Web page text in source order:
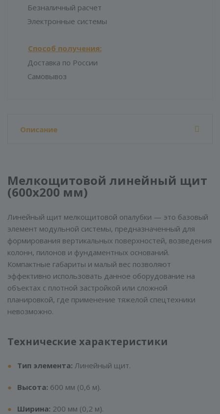
Безналичный расчет
Электронные системы
Способ получения:
Доставка по России
Самовывоз
Описание
Мелкощитовой линейный щит
(600х200 мм)
Линейный щит мелкощитовой опалубки — это базовый
элемент модульной системы, предназначенный для
формирования вертикальных поверхностей, возведения
колонн, пилонов и фундаментных оснований.
Компактные габариты и малый вес позволяют
эффективно использовать данное оборудование на
объектах с плотной застройкой или сложной
планировкой, где применение тяжелой спецтехники
невозможно.
Технические характеристики
Тип элемента: Линейный щит.
Высота: 600 мм (0,6 м).
Ширина: 200 мм (0,2 м).